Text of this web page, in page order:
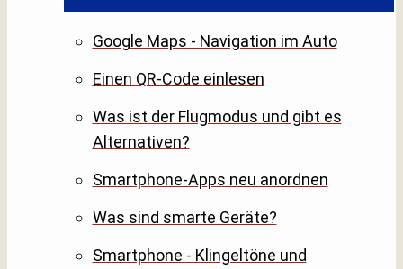
Google Maps - Navigation im Auto
Einen QR-Code einlesen
Was ist der Flugmodus und gibt es
Alternativen?
Smartphone-Apps neu anordnen
Was sind smarte Geräte?
Smartphone - Klingeltöne und